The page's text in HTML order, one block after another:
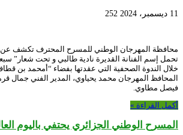
11 ديسمبر، 2024 252
تحمل إسم الفنانة القديرة نادية طالبي و تحت شعار”
خلال الندوة الصحفية التي عقدتها بفضاء “أمحمد بن
المحافظ المهرجان محمد يحياوي، المدير الفني جمال
فيصل مطاوي.
أكمل القراءة »
المسرح الوطني الجزائري يحتفي باليوم